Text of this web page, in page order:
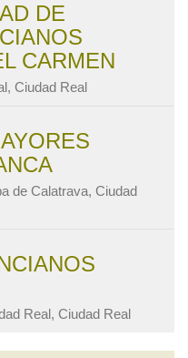
DE
CARMEN
Ciudad Real
de Calatrava, Ciudad
Real, Ciudad Real